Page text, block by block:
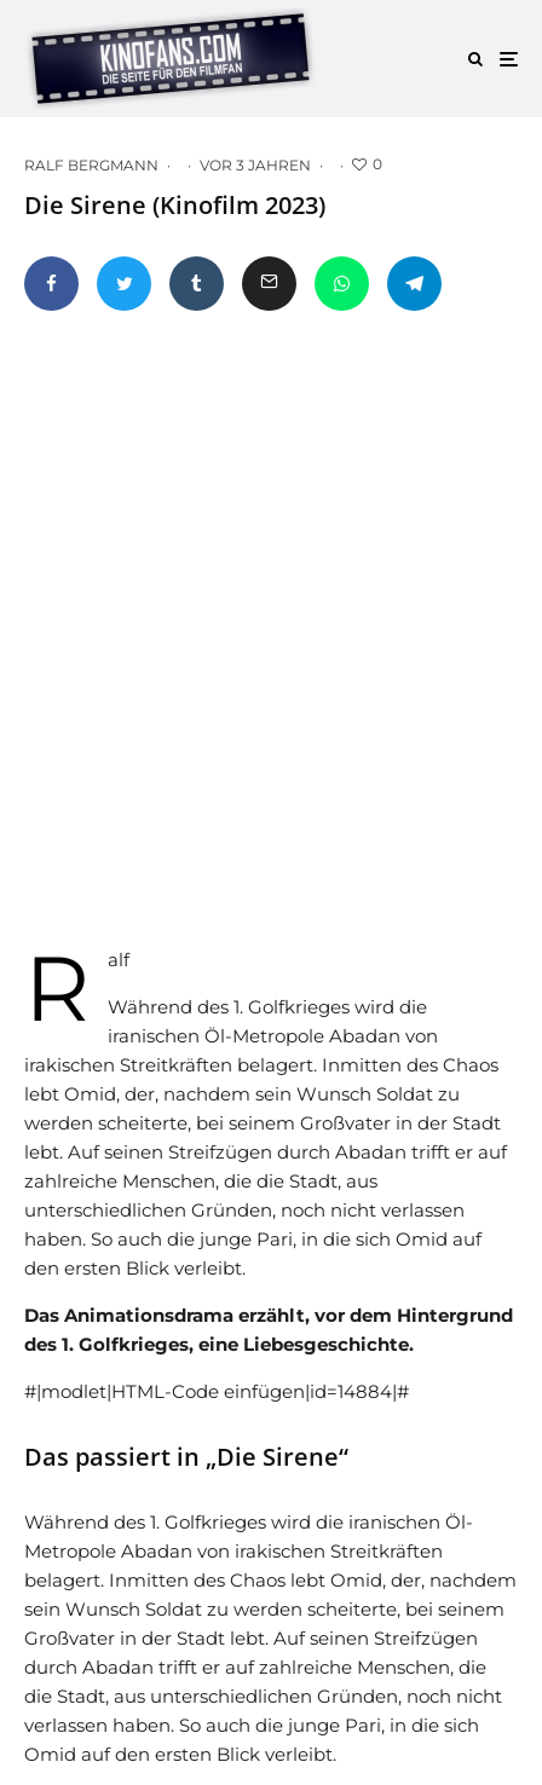
RALF BERGMANN · · VOR 3 JAHREN · · 0
Die Sirene (Kinofilm 2023)
R alf
Während des 1. Golfkrieges wird die
iranischen Öl-Metropole Abadan von
irakischen Streitkräften belagert. Inmitten des Chaos
lebt Omid, der, nachdem sein Wunsch Soldat zu
werden scheiterte, bei seinem Großvater in der Stadt
lebt. Auf seinen Streifzügen durch Abadan trifft er auf
zahlreiche Menschen, die die Stadt, aus
unterschiedlichen Gründen, noch nicht verlassen
haben. So auch die junge Pari, in die sich Omid auf
den ersten Blick verleibt.
Das Animationsdrama erzählt, vor dem Hintergrund
des 1. Golfkrieges, eine Liebesgeschichte.
#|modlet|HTML-Code einfügen|id=14884|#
Das passiert in „Die Sirene“
Während des 1. Golfkrieges wird die iranischen Öl-
Metropole Abadan von irakischen Streitkräften
belagert. Inmitten des Chaos lebt Omid, der, nachdem
sein Wunsch Soldat zu werden scheiterte, bei seinem
Großvater in der Stadt lebt. Auf seinen Streifzügen
durch Abadan trifft er auf zahlreiche Menschen, die
die Stadt, aus unterschiedlichen Gründen, noch nicht
verlassen haben. So auch die junge Pari, in die sich
Omid auf den ersten Blick verleibt.